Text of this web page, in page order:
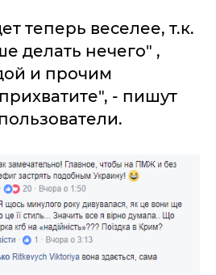
теперь веселее, т.к.
делать нечего" ,
и прочим
- пишут